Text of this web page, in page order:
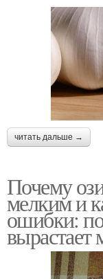
читать дальше →
Почему
мелким и
ошибки:
вырастает